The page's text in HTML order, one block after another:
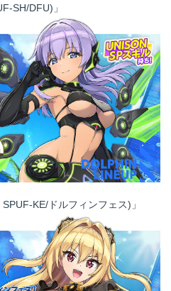
SH/DFU)」
KE/ドルフィンフェス)」